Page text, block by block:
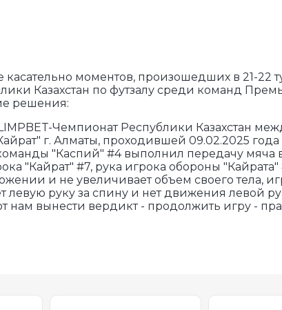
моментов, произошедших в 21-22
Казахстан по футзалу среди команд
решения:
Чемпионат Республики Казахстан
г. Алматы, проходившей 09.02.2025
"Каспий" #4 выполнил передачу мяча
"Кайрат" #7, рука игрока обороны "Кайрата"
и не увеличивает объем своего тела,
левую руку за спину и нет движения левой
нам вынести вердикт - продолжить игру -